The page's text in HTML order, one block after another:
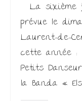
La sixième
prévue le
Laurent-de-
cette année
Petits
la Banda «